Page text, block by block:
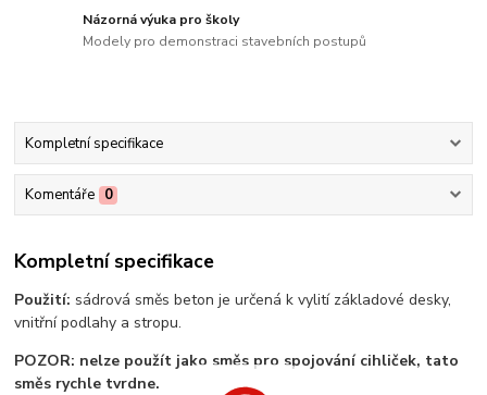
Názorná výuka pro školy
Modely pro demonstraci stavebních postupů
Kompletní specifikace
Komentáře 0
Kompletní specifikace
Použití: sádrová směs beton je určená k vylití základové desky,
vnitřní podlahy a stropu.
POZOR: nelze použít jako směs pro spojování cihliček, tato
směs rychle tvrdne.